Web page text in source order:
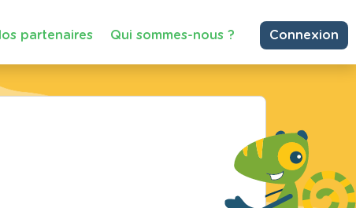
partenaires Qui sommes-nous ? Connexion